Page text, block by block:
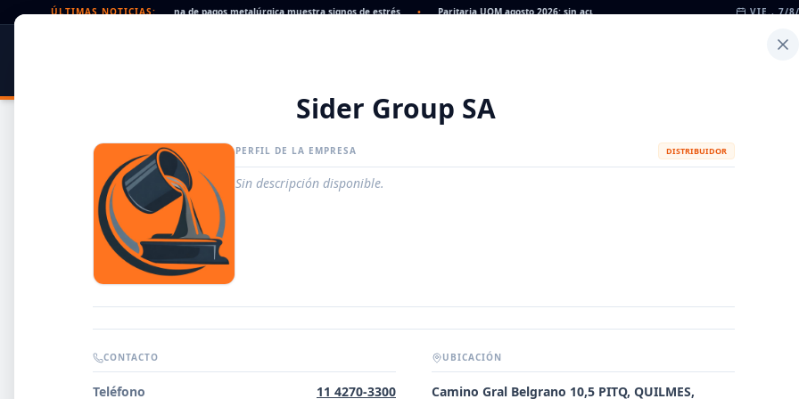
ÚLTIMAS NOTICIAS:
rechazados en alza: la cadena de pagos metalúrgica muestra signos de estrés • Paritaria UOM agosto 2026: sin acuerdo, siguen vigentes los valores de abril •
VIE., 7/
DISTRIBUIDORES METALÚRGICAS FABRICANTES
Sider Group SA
PERFIL DE LA EMPRESA DISTRIBUIDOR
Sin descripción disponible.
CONTACTO
Teléfono 11 4270-3300
UBICACIÓN
Camino Gral Belgrano 10,5 PITQ, QUILMES,